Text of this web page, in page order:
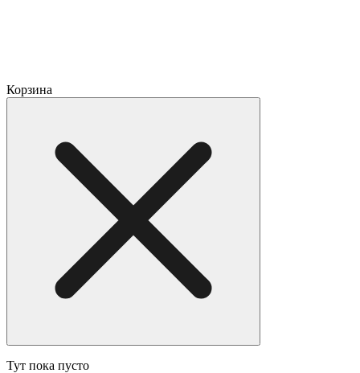
Корзина
Тут пока пусто